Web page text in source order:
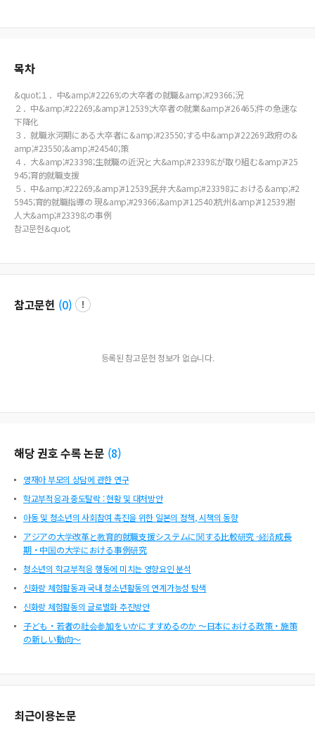
목차
&quot;１．中&amp;#22269;の大卒者の就職&amp;#29366;況
２．中&amp;#22269;&amp;#12539;大卒者の就業&amp;#26465;件の急速な
下降化
３．就職氷河期にある大卒者に&amp;#23550;する中&amp;#22269;政府の&
amp;#23550;&amp;#24540;策
４．大&amp;#23398;生就職の近況と大&amp;#23398;が取り組む&amp;#25
945;育的就職支援
５．中&amp;#22269;&amp;#12539;民弁大&amp;#23398;における&amp;#2
5945;育的就職指導の 現&amp;#29366;&amp;#12540;杭州&amp;#12539;樹
人大&amp;#23398;の事例
참고문헌&quot;
참고문헌 (0)
등록된 참고문헌 정보가 없습니다.
해당 권호 수록 논문 (8)
영재아 부모의 상담에 관한 연구
학교부적응과 중도탈락 : 현황 및 대처방안
아동 및 청소년의 사회참여 촉진을 위한 일본의 정책, 시책의 동향
アジアの大学改革と教育的就職支援システムに関する比較研究 -経済成長
期・中国の大学における事例研究
청소년의 학교부적응 행동에 미치는 영향요인 분석
신화랑 체험활동과 국내 청소년활동의 연계가능성 탐색
신화랑 체험활동의 글로벌화 추진방안
子ども・若者の社会参加をいかにすすめるのか ～日本における政策・施策
の新しい動向～
최근이용논문